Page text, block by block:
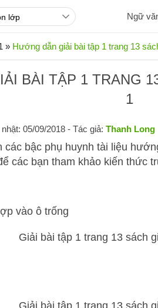
Ngữ
» Hướng dẫn giải bài tập 1 trang 13
BÀI TẬP 1 TRANG
1
05/09/2018 - Tác giả: Thanh Long
bậc phụ huynh tài liệu
các bạn tham khảo kiến thức
vào ô trống